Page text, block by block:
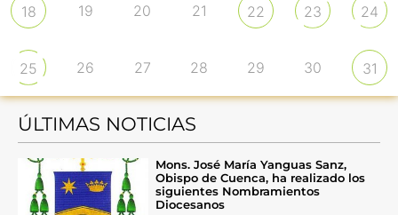
18 19 20 21 22 23 24
25 26 27 28 29 30 31
ÚLTIMAS NOTICIAS
Mons. José María Yanguas Sanz,
Obispo de Cuenca, ha realizado los
siguientes Nombramientos
Diocesanos